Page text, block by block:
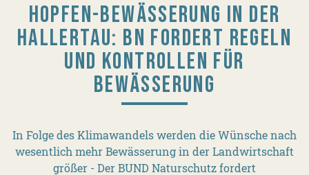
HOPFEN-BEWÄSSERUNG IN DER
HALLERTAU: BN FORDERT REGELN
UND KONTROLLEN FÜR
BEWÄSSERUNG
In Folge des Klimawandels werden die Wünsche nach
wesentlich mehr Bewässerung in der Landwirtschaft
größer - Der BUND Naturschutz fordert